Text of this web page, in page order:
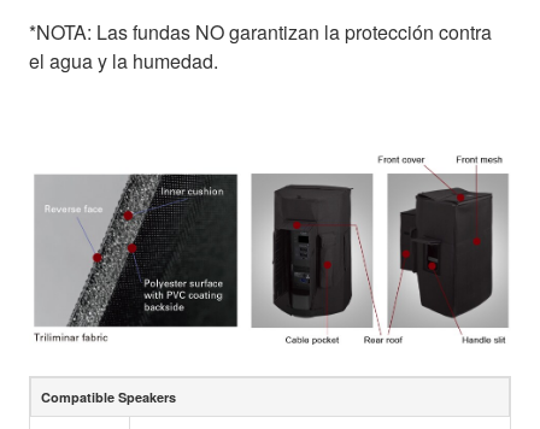
*NOTA: Las fundas NO garantizan la protección contra
el agua y la humedad.
Compatible Speakers